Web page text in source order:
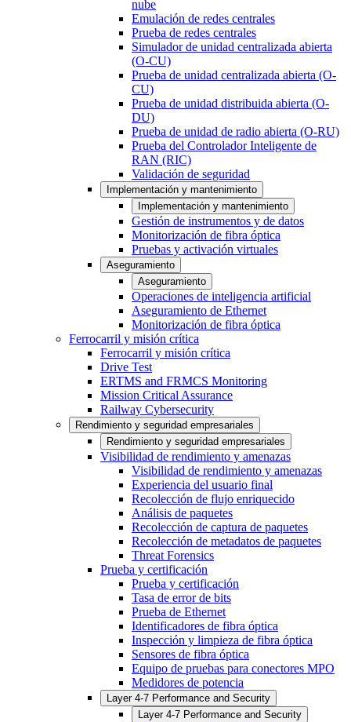
nube
Emulación de redes centrales
Prueba de redes centrales
Simulador de unidad centralizada abierta
(O-CU)
Prueba de unidad centralizada abierta (O-
CU)
Prueba de unidad distribuida abierta (O-
DU)
Prueba de unidad de radio abierta (O-RU)
Prueba del Controlador Inteligente de
RAN (RIC)
Validación de seguridad
Implementación y mantenimiento
Implementación y mantenimiento
Gestión de instrumentos y de datos
Monitorización de fibra óptica
Pruebas y activación virtuales
Aseguramiento
Aseguramiento
Operaciones de inteligencia artificial
Aseguramiento de Ethernet
Monitorización de fibra óptica
Ferrocarril y misión crítica
Ferrocarril y misión crítica
Drive Test
ERTMS and FRMCS Monitoring
Mission Critical Assurance
Railway Cybersecurity
Rendimiento y seguridad empresariales
Rendimiento y seguridad empresariales
Visibilidad de rendimiento y amenazas
Visibilidad de rendimiento y amenazas
Experiencia del usuario final
Recolección de flujo enriquecido
Análisis de paquetes
Recolección de captura de paquetes
Recolección de metadatos de paquetes
Threat Forensics
Prueba y certificación
Prueba y certificación
Tasa de error de bits
Prueba de Ethernet
Identificadores de fibra óptica
Inspección y limpieza de fibra óptica
Sensores de fibra óptica
Equipo de pruebas para conectores MPO
Medidores de potencia
Layer 4-7 Performance and Security
Layer 4-7 Performance and Security